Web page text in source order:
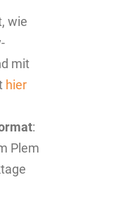
wie
mit
hier
:
Plem